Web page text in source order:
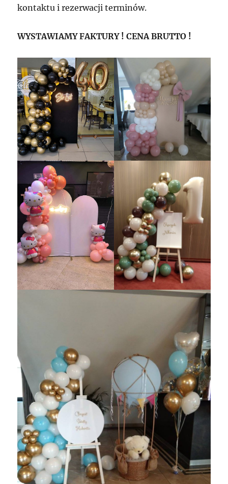
kontaktu i rezerwacji terminów.
WYSTAWIAMY FAKTURY ! CENA BRUTTO !